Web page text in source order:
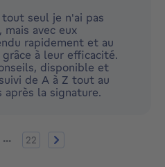
seul je n'ai pas
avec eux
rapidement et au
à leur efficacité.
disponible et
de A à Z tout au
après la signature.
... Page 22
22 Page suivante